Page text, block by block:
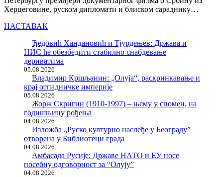
Херцеговине, руском дипломати и блиском сараднику…
НАСТАВАК
Ђедовић Хандановић и Тјурдењев: Држава и
НИС ће обезбедити стабилно снабдевање
дериватима
05.08.2026
Владимир Кршљанин: „Олуја“, раскринкавање и
крај отпадничке империје
05.08.2026
Жорж Скригин (1910-1997) – њему у спомен, на
годишњицу рођења
04.08.2026
Изложба „Руско културно наслеђе у Београду”
отворена у Библиотеци града
04.08.2026
Амбасада Русије: Државе НАТО и ЕУ носе
посебну одговорност за “Олују”
04.08.2026